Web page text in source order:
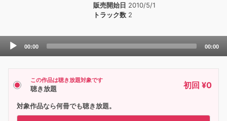
販売開始日 2010/5/1
トラック数 2
Audio
00:00 00:00
この作品は聴き放題対象です
聴き放題 初回 ¥0
対象作品なら何冊でも聴き放題。